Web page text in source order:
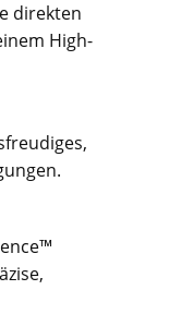
direkten
High-